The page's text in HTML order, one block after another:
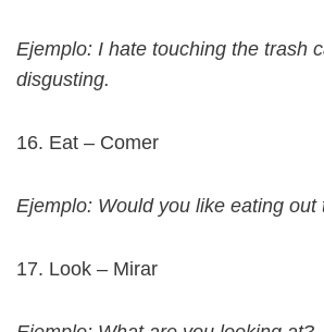
Ejemplo: I hate touching the trash
disgusting.
16. Eat – Comer
Ejemplo: Would you like eating out
17. Look – Mirar